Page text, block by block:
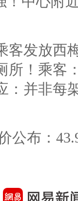
客发放西
所！乘客
：并非每
公布：